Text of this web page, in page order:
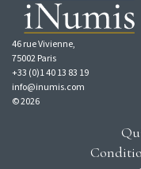
46 rue Vivienne,
75002 Paris
+33 (0)1 40 13 83 19
info@inumis.com
© 2026